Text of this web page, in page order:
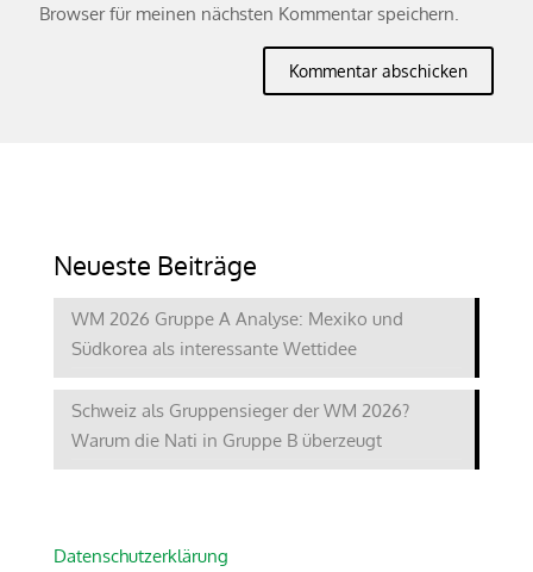
Browser für meinen nächsten Kommentar speichern.
Neueste Beiträge
WM 2026 Gruppe A Analyse: Mexiko und
Südkorea als interessante Wettidee
Schweiz als Gruppensieger der WM 2026?
Warum die Nati in Gruppe B überzeugt
Datenschutzerklärung